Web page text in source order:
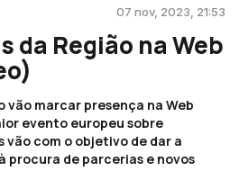
07 nov, 2023, 21:53
da Região na Web
vão marcar presença na Web
evento europeu sobre
vão com o objetivo de dar a
procura de parcerias e novos